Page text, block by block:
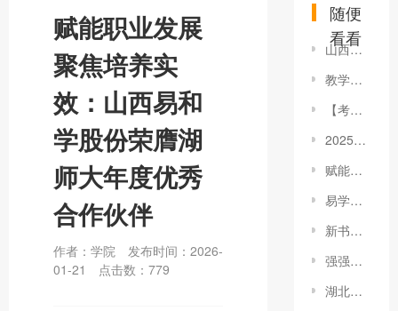
赋能职业发展
聚焦培养实
效：山西易和
学股份荣膺湖
师大年度优秀
合作伙伴
作者：学院
发布时间：2026-
01-21
点击数： 779
随便
看看
山西易学科技专修学院2023年项目推介会（项目推介篇）
教学科研中心组织进行8月教研磨课活动
【考前提醒】2022同等学力申硕考试注意事项汇总！
2025同等学力申硕《发展白皮书》，助力同力机构的通关之路！
赋能职业发展 聚焦培养实效：山西易和学股份荣膺湖师大年度优秀合作伙伴
易学教育办学18年暨山西易学科技专修学院成立三周年庆典大会圆满落幕
新书发布 | 同等学力申硕考试辅导用书:《法学冲刺60⁺》
强强联手，共谱新篇：长江大学与易学股份共筑在职研究生教育新高地
湖北师范大学2022级在职研究生东莞大朗班开学典礼顺利举行！